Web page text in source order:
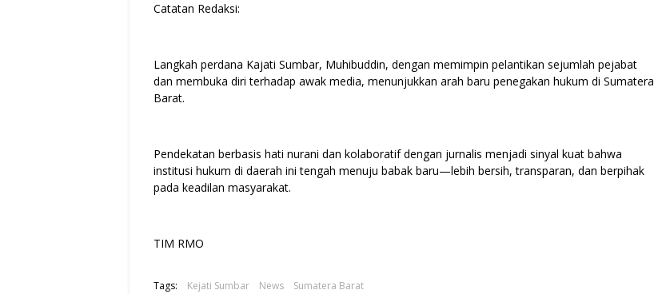
Catatan Redaksi:
Langkah perdana Kajati Sumbar, Muhibuddin, dengan memimpin pelantikan sejumlah pejabat
dan membuka diri terhadap awak media, menunjukkan arah baru penegakan hukum di Sumatera
Barat.
Pendekatan berbasis hati nurani dan kolaboratif dengan jurnalis menjadi sinyal kuat bahwa
institusi hukum di daerah ini tengah menuju babak baru—lebih bersih, transparan, dan berpihak
pada keadilan masyarakat.
TIM RMO
Tags: Kejati Sumbar News Sumatera Barat